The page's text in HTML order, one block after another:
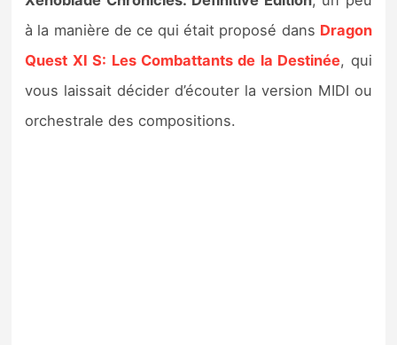
à la manière de ce qui était proposé dans Dragon
Quest XI S: Les Combattants de la Destinée, qui
vous laissait décider d’écouter la version MIDI ou
orchestrale des compositions.